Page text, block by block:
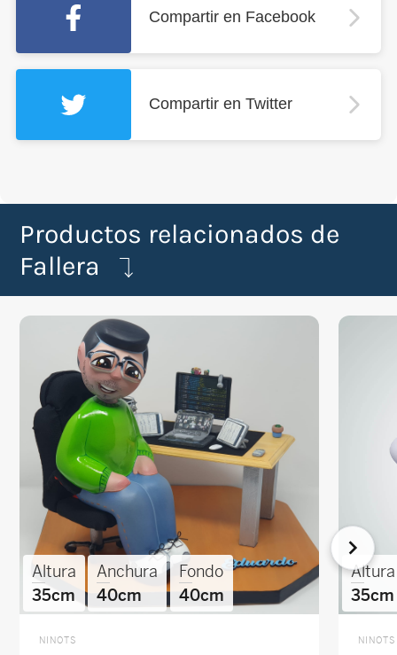
Compartir en Facebook
Compartir en Twitter
Productos relacionados de
Fallera
Altura
35cm
Anchura
40cm
Fondo
40cm
NINOTS
Altura
35cm
NINOTS